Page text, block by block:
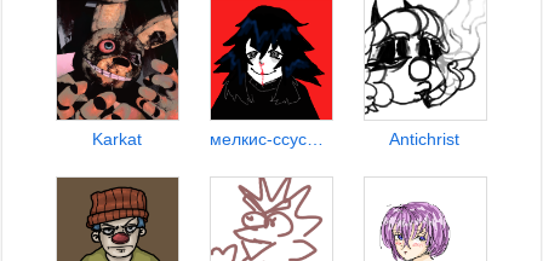
Karkat Antichrist